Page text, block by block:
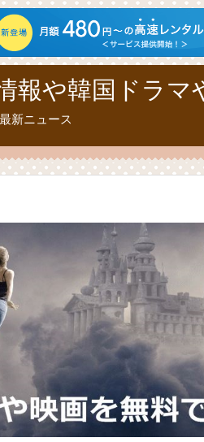
報や韓国ドラマ
新ニュース